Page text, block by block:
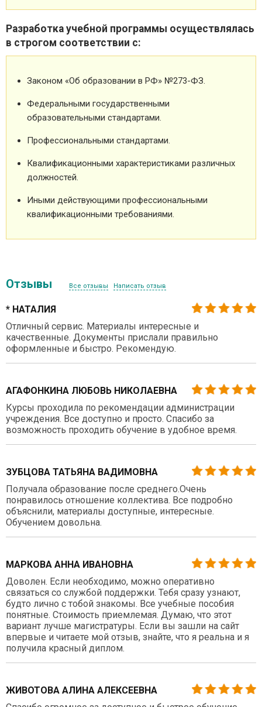
Разработка учебной программы осуществлялась
в строгом соответствии с:
Законом «Об образовании в РФ» №273-ФЗ.
Федеральными государственными
образовательными стандартами.
Профессиональными стандартами.
Квалификационными характеристиками различных
должностей.
Иными действующими профессиональными
квалификационными требованиями.
Отзывы Все отзывы Написать отзыв
* НАТАЛИЯ
Отличный сервис. Материалы интересные и
качественные. Документы прислали правильно
оформленные и быстро. Рекомендую.
АГАФОНКИНА ЛЮБОВЬ НИКОЛАЕВНА
Курсы проходила по рекомендации администрации
учреждения. Все доступно и просто. Спасибо за
возможность проходить обучение в удобное время.
ЗУБЦОВА ТАТЬЯНА ВАДИМОВНА
Получала образование после среднего.Очень
понравилось отношение коллектива. Все подробно
объяснили, материалы доступные, интересные.
Обучением довольна.
МАРКОВА АННА ИВАНОВНА
Доволен. Если необходимо, можно оперативно
связаться со службой поддержки. Тебя сразу узнают,
будто лично с тобой знакомы. Все учебные пособия
понятные. Стоимость приемлемая. Думаю, что этот
вариант лучше магистратуры. Если вы зашли на сайт
впервые и читаете мой отзыв, знайте, что я реальна и я
получила красный диплом.
ЖИВОТОВА АЛИНА АЛЕКСЕЕВНА